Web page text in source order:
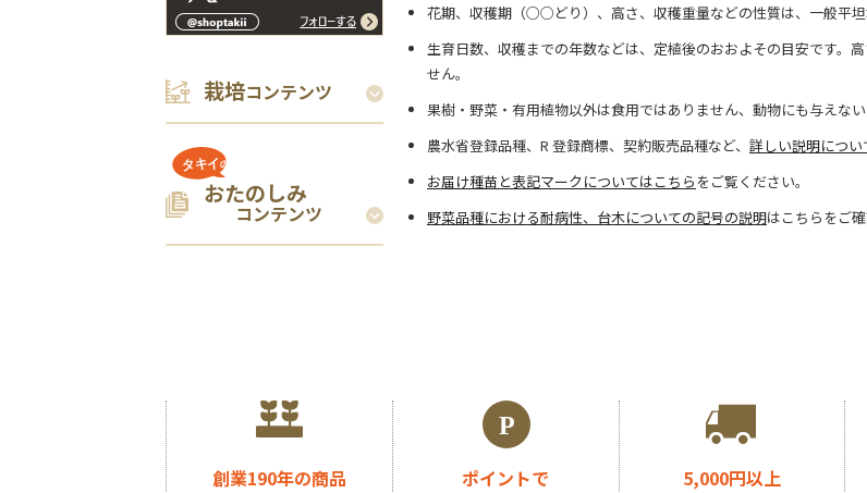
栽培コンテンツ
おたのしみ
コンテンツ
花期、収穫期（○○どり）、高さ、収穫重量などの性質は、一般平坦
生育日数、収穫までの年数などは、定植後のおおよその目安です。
せん。
果樹・野菜・有用植物以外は食用ではありません、動物にも与えない
農水省登録品種、R 登録商標、契約販売品種など、 詳しい説明につい
お届け種苗と表記マークについてはこちら をご覧ください。
野菜品種における耐病性、台木についての記号の説明はこちらをご確
創業190年の商品
ポイントで
5,000円以上